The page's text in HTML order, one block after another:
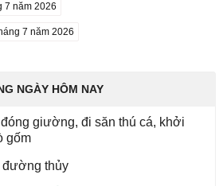
7 năm 2026
7 năm 2026
NGÀY HÔM NAY
giường, đi săn thú cá, khởi
gốm
đường thủy